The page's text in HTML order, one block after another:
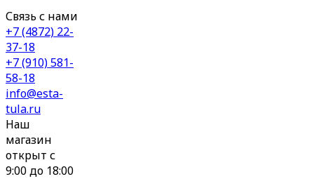
Связь с нами
+7 (4872) 22-
37-18
+7 (910) 581-
58-18
info@esta-
tula.ru
Наш
магазин
открыт с
9:00 до 18:00